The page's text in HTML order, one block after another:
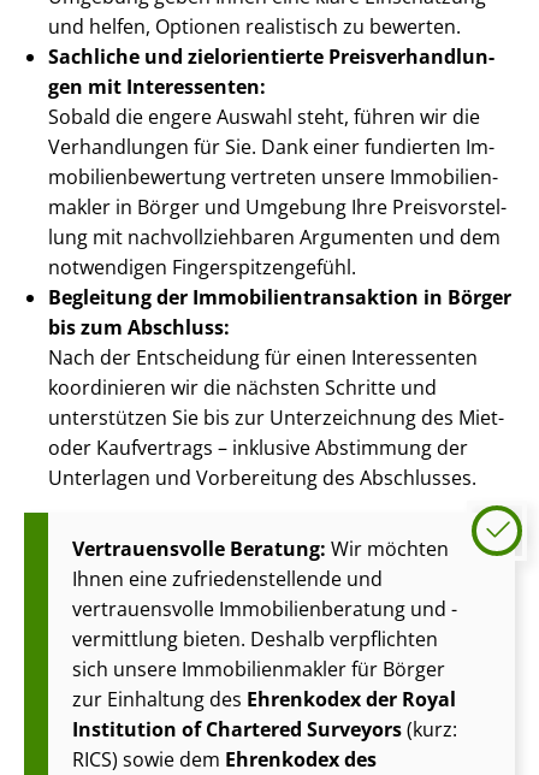
und helfen, Optionen realistisch zu bewerten.
Sachliche und zielorientierte Preis­ver­hand­lun­
gen mit Interessenten:
Sobald die engere Auswahl steht, führen wir die
Verhandlungen für Sie. Dank einer fundierten Im­
mo­bi­li­en­be­wer­tung vertreten unsere Im­mo­bi­li­en­
mak­ler in Börger und Umgebung Ihre Preis­vor­stel­
lung mit nach­voll­zieh­ba­ren Argumenten und dem
notwendigen Fin­ger­spit­zen­ge­fühl.
Begleitung der Im­mo­bi­li­en­trans­ak­ti­on in Börger
bis zum Abschluss:
Nach der Entscheidung für einen Interessenten
koordinieren wir die nächsten Schritte und
unterstützen Sie bis zur Unterzeichnung des Miet-
oder Kaufvertrags – inklusive Abstimmung der
Unterlagen und Vorbereitung des Abschlusses.
Vertrauensvolle Beratung: Wir möchten
Ihnen eine zu­frie­den­stel­len­de und
vertrauensvolle Im­mo­bi­li­en­be­ra­tung und -
vermittlung bieten. Deshalb verpflichten
sich unsere Im­mo­bi­li­en­mak­ler für Börger
zur Einhaltung des Ehrenkodex der Royal
Institution of Chartered Surveyors(kurz:
RICS) sowie dem Ehrenkodex des